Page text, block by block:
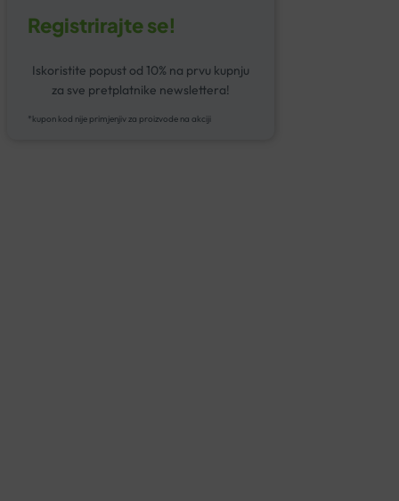
Registrirajte se!
Iskoristite popust od 10% na prvu kupnju
za sve pretplatnike newslettera!
*kupon kod nije primjenjiv za proizvode na akciji